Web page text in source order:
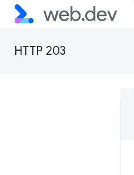
HTTP 203